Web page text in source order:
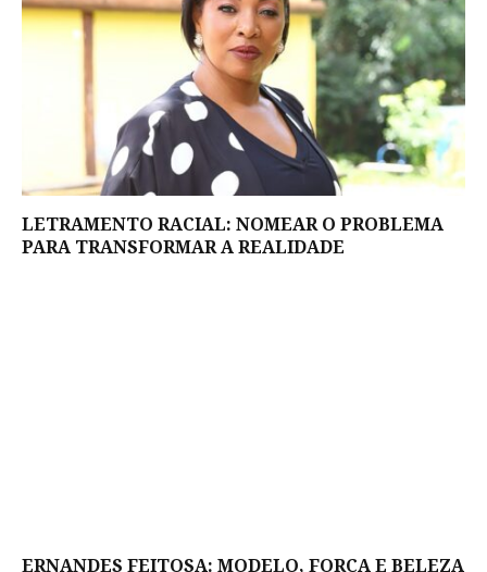
LETRAMENTO RACIAL: NOMEAR O PROBLEMA
PARA TRANSFORMAR A REALIDADE
ERNANDES FEITOSA: MODELO, FORÇA E BELEZA